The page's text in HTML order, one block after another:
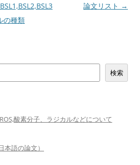
の種類
論文リスト →
検索
酸素分子、ラジカルなどについて
語の論文）